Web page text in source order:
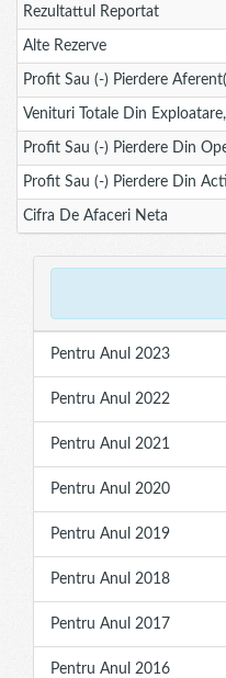
Rezultattul Reportat
Alte Rezerve
Profit Sau (-) Pierdere
Venituri Totale Din
Profit Sau (-) Pierdere Din
Profit Sau (-) Pierdere Din
Cifra De Afaceri Neta
Pentru Anul 2023
Pentru Anul 2022
Pentru Anul 2021
Pentru Anul 2020
Pentru Anul 2019
Pentru Anul 2018
Pentru Anul 2017
Pentru Anul 2016